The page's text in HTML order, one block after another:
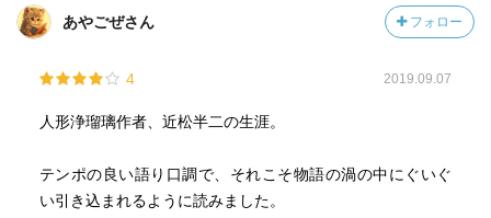
あやごぜさん フォロー
4 2019.09.07
人形浄瑠璃作者、近松半二の生涯。
テンポの良い語り口調で、それこそ物語の渦の中にぐいぐ
い引き込まれるように読みました。